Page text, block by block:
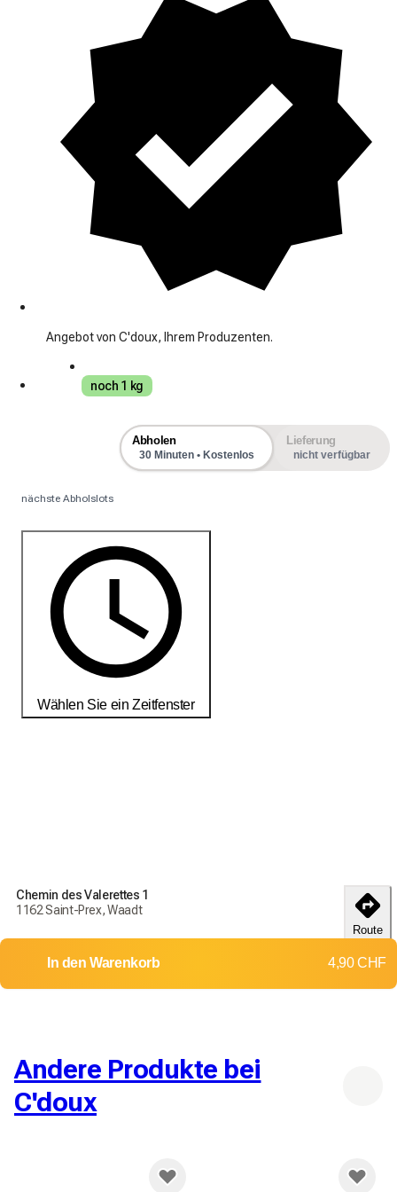
Angebot von C'doux, Ihrem Produzenten.
noch 1 kg
Abholen
30 Minuten • Kostenlos
Lieferung
nicht verfügbar
nächste Abholslots
Wählen Sie ein Zeitfenster
Chemin des Valerettes 1
1162 Saint-Prex, Waadt
Route
In den Warenkorb 4,90 CHF
Andere Produkte bei
C'doux